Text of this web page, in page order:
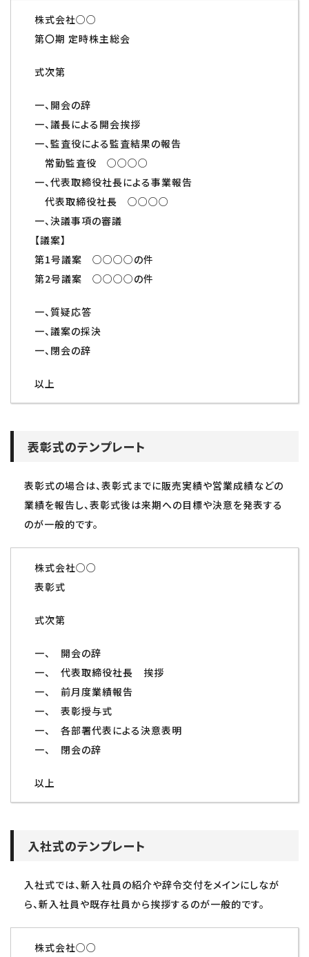
株式会社○○
第〇期 定時株主総会
式次第
一、開会の辞
一、議長による開会挨拶
一、監査役による監査結果の報告
常勤監査役 ○○○○
一、代表取締役社長による事業報告
代表取締役社長 ○○○○
一、決議事項の審議
【議案】
第1号議案 ○○○○の件
第2号議案 ○○○○の件
一、質疑応答
一、議案の採決
一、閉会の辞
以上
表彰式のテンプレート
表彰式の場合は、表彰式までに販売実績や営業成績などの
業績を報告し、表彰式後は来期への目標や決意を発表する
のが一般的です。
株式会社○○
表彰式
式次第
一、 開会の辞
一、 代表取締役社長 挨拶
一、 前月度業績報告
一、 表彰授与式
一、 各部署代表による決意表明
一、 閉会の辞
以上
入社式のテンプレート
入社式では、新入社員の紹介や辞令交付をメインにしなが
ら、新入社員や既存社員から挨拶するのが一般的です。
株式会社○○